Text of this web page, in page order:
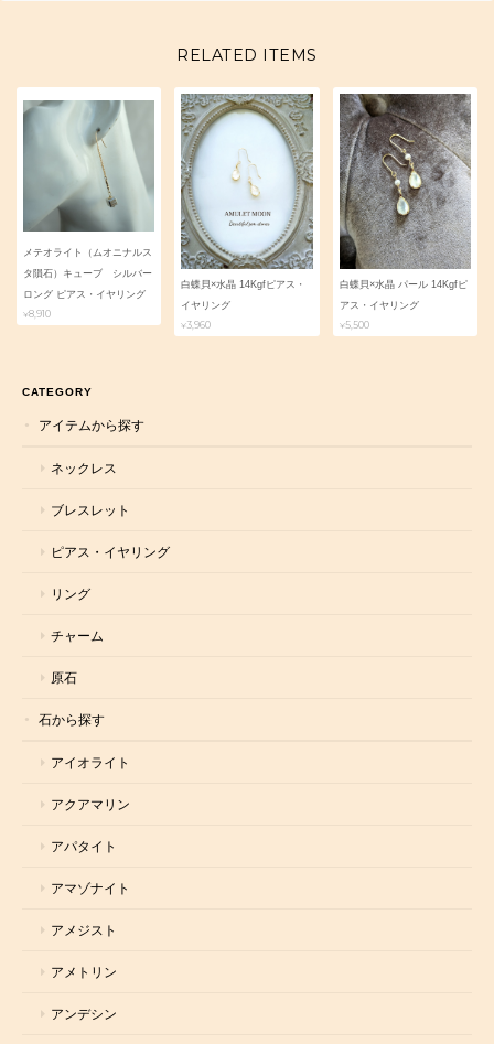
RELATED ITEMS
メテオライト（ムオニナルス
タ隕石）キューブ シルバー
ロング ピアス・イヤリング
¥8,910
白蝶貝×水晶 14Kgfピアス・
イヤリング
¥3,960
白蝶貝×水晶 パール 14Kgfピ
アス・イヤリング
¥5,500
CATEGORY
アイテムから探す
ネックレス
ブレスレット
ピアス・イヤリング
リング
チャーム
原石
石から探す
アイオライト
アクアマリン
アパタイト
アマゾナイト
アメジスト
アメトリン
アンデシン